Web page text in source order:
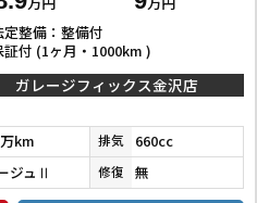
定整備：整備付
証付 (1ヶ月・1000km )
ガレージフィックス金沢店
km 排気 660cc
ジュⅡ 修復 無